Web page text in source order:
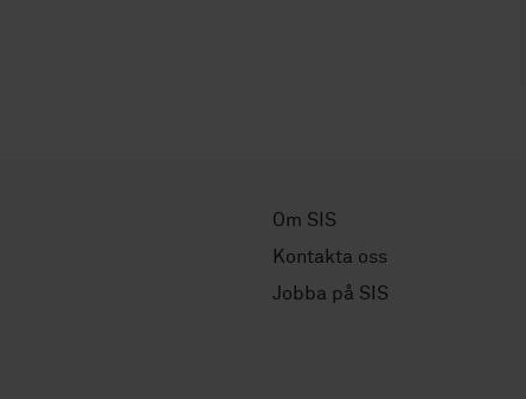
Om SIS
Kontakta oss
Jobba på SIS